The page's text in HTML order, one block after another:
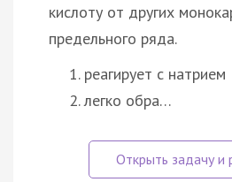
кислоту от других
предельного ряда.
реагирует с натрием
легко обра…